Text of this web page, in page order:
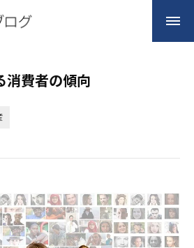
消費者の傾向